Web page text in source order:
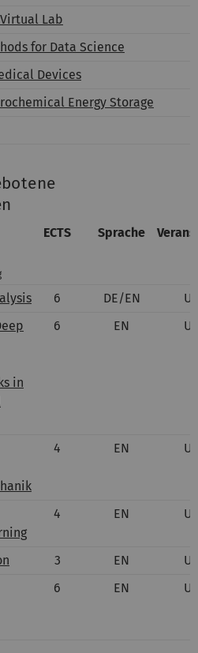
Lab
for Data Science
Devices
Energy Storage
ECTS Sprache
6 DE/EN
in
6 EN
4 EN
4 EN
3 EN
6 EN